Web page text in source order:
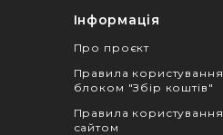
Інформація
Про проєкт
Правила користування
блоком "Збір коштів"
Правила користування
сайтом